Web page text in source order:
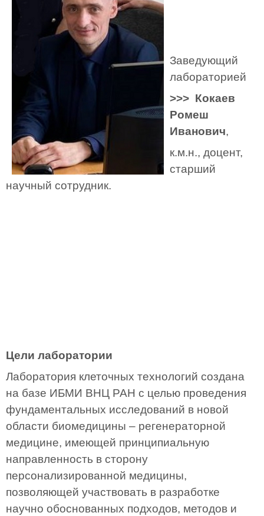
Заведующий
лабораторией
>>> Кокаев
Ромеш
Иванович,
к.м.н., доцент,
старший
научный сотрудник.
Цели лаборатории
Лаборатория клеточных технологий создана
на базе ИБМИ ВНЦ РАН с целью проведения
фундаментальных исследований в новой
области биомедицины – регенераторной
медицине, имеющей принципиальную
направленность в сторону
персонализированной медицины,
позволяющей участвовать в разработке
научно обоснованных подходов, методов и